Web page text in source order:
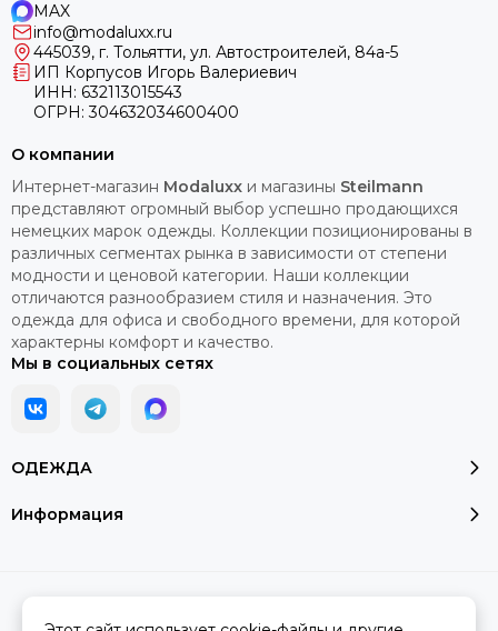
MAX
info@modaluxx.ru
445039, г. Тольятти, ул. Автостроителей, 84а-5
ИП Корпусов Игорь Валериевич
ИНН: 632113015543
ОГРН: 304632034600400
ОДЕЖДА
Информация
О компании
Интернет-магазин Modaluxx и магазины Steilmann
представляют огромный выбор успешно продающихся
немецких марок одежды. Коллекции позиционированы в
различных сегментах рынка в зависимости от степени
модности и ценовой категории. Наши коллекции
отличаются разнообразием стиля и назначения. Это
одежда для офиса и свободного времени, для которой
характерны комфорт и качество.
Мы в социальных сетях
Сделано вMOSK.STUDIOдля платформы InSales